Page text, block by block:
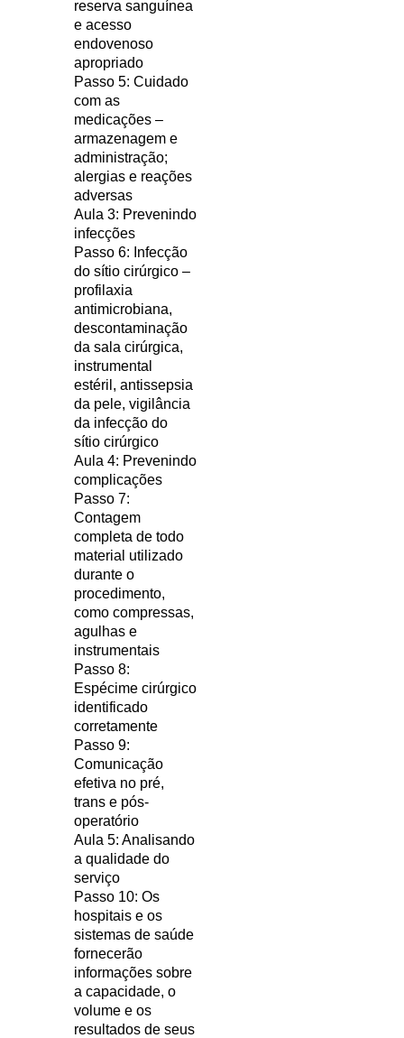
reserva sanguínea
e acesso
endovenoso
apropriado
Passo 5: Cuidado
com as
medicações –
armazenagem e
administração;
alergias e reações
adversas
Aula 3: Prevenindo
infecções
Passo 6: Infecção
do sítio cirúrgico –
profilaxia
antimicrobiana,
descontaminação
da sala cirúrgica,
instrumental
estéril, antissepsia
da pele, vigilância
da infecção do
sítio cirúrgico
Aula 4: Prevenindo
complicações
Passo 7:
Contagem
completa de todo
material utilizado
durante o
procedimento,
como compressas,
agulhas e
instrumentais
Passo 8:
Espécime cirúrgico
identificado
corretamente
Passo 9:
Comunicação
efetiva no pré,
trans e pós-
operatório
Aula 5: Analisando
a qualidade do
serviço
Passo 10:Os
hospitais e os
sistemas de saúde
fornecerão
informações sobre
a capacidade, o
volume e os
resultados de seus